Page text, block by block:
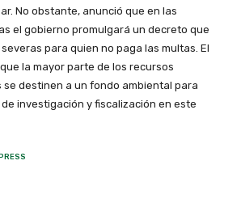
No obstante, anunció que en las
el gobierno promulgará un decreto que
para quien no paga las multas. El
la mayor parte de los recursos
destinen a un fondo ambiental para
investigación y fiscalización en este